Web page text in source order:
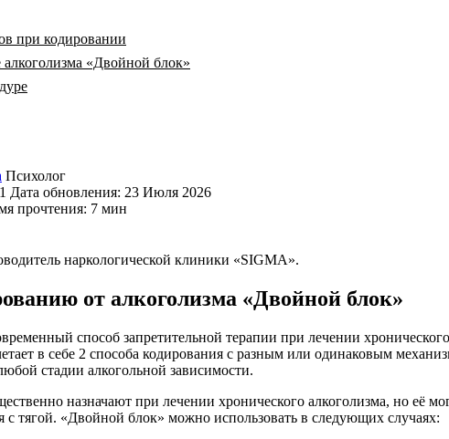
при кодировании
алкоголизма «Двойной блок»
Психолог
Дата обновления: 23 Июля 2026
прочтения: 7 мин
наркологической клиники «SIGMA».
от алкоголизма «Двойной блок»
способ запретительной терапии при лечении
в себе 2 способа кодирования с разным или одинаковым
стадии алкогольной зависимости.
назначают при лечении хронического алкоголизма, но её
с тягой. «Двойной блок» можно использовать в следующих случаях: